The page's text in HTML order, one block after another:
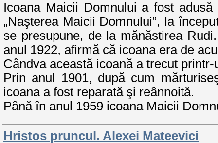
Icoana Maicii Domnului a fost
„Naşterea Maicii Domnului”, la
se presupune, de la mănăstirea
anul 1922, afirmă că icoana era de
Cândva această icoană a trecut
Prin anul 1901, după cum
icoana a fost reparată şi reânnoită.
Până în anul 1959 icoana Maicii
Hristos pruncul. Alexei Mateevici